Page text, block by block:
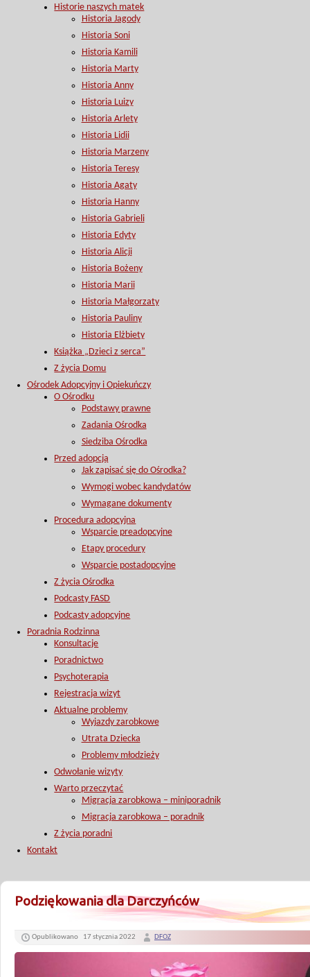
Historie naszych matek
Historia Jagody
Historia Soni
Historia Kamili
Historia Marty
Historia Anny
Historia Luizy
Historia Arlety
Historia Lidii
Historia Marzeny
Historia Teresy
Historia Agaty
Historia Hanny
Historia Gabrieli
Historia Edyty
Historia Alicji
Historia Bożeny
Historia Marii
Historia Małgorzaty
Historia Pauliny
Historia Elżbiety
Książka „Dzieci z serca”
Z życia Domu
Ośrodek Adopcyjny i Opiekuńczy
O Ośrodku
Podstawy prawne
Zadania Ośrodka
Siedziba Ośrodka
Przed adopcją
Jak zapisać się do Ośrodka?
Wymogi wobec kandydatów
Wymagane dokumenty
Procedura adopcyjna
Wsparcie preadopcyjne
Etapy procedury
Wsparcie postadopcyjne
Z życia Ośrodka
Podcasty FASD
Podcasty adopcyjne
Poradnia Rodzinna
Konsultacje
Poradnictwo
Psychoterapia
Rejestracja wizyt
Aktualne problemy
Wyjazdy zarobkowe
Utrata Dziecka
Problemy młodzieży
Odwołanie wizyty
Warto przeczytać
Migracja zarobkowa – miniporadnik
Migracja zarobkowa – poradnik
Z życia poradni
Kontakt
Podziękowania dla Darczyńców
Opublikowano 17 stycznia 2022 DFOZ